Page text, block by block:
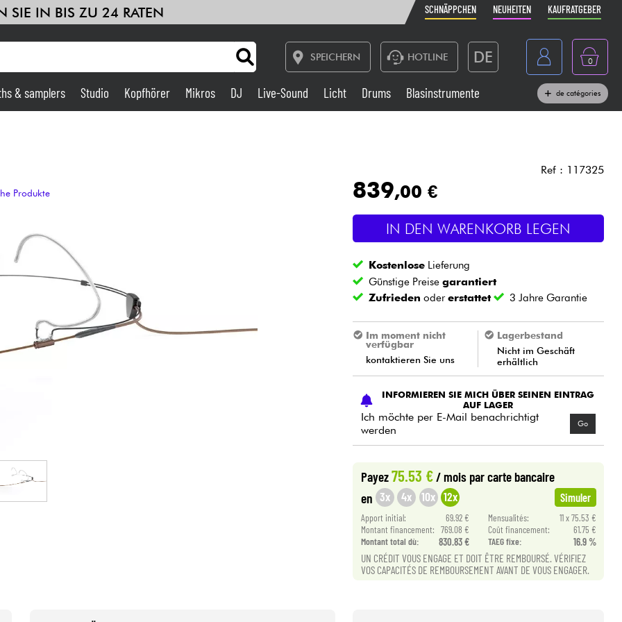
SIE IN BIS ZU 24 RATEN SCHNÄPPCHEN NEUHEITEN KAUFRATGEBER
SPEICHERN HOTLINE DE
Belgique
Nederland
0
Live-Sound
Drums Blasinstrumente
Kinder Kabel & Zubehöre
Bundle
& samplers Studio Kopfhörer Mikros DJ Live-Sound Licht Drums
Blasinstrumente
de catégories
Produkte
Ref : 117325
839,00 €
IN DEN WARENKORB LEGEN
Kostenlose Lieferung
Günstige Preisegarantiert
Zufrieden odererstattet 3 Jahre Garantie
Im moment nicht
verfügbar
kontaktieren Sie uns
Lagerbestand
Nicht im Geschäft
erhältlich
INFORMIEREN SIE MICH ÜBER SEINEN EINTRAG
AUF LAGER
Ich möchte per E-Mail benachrichtigt
werden
Go
Payez75.53 €/ mois par carte bancaire
en 3x 4x 10x 12x Simuler
Apport initial: 69.92 € Mensualités:
11 x 75.53 €
Montant financement: 769.08 € Coût financement:
61.75 €
Montant total dù:
830.83 € TAEG fixe: 16.9 %
UN CRÉDIT VOUS ENGAGE ET DOIT ÊTRE REMBOURSÉ. VÉRIFIEZ
VOS CAPACITÉS DE REMBOURSEMENT AVANT DE VOUS ENGAGER.